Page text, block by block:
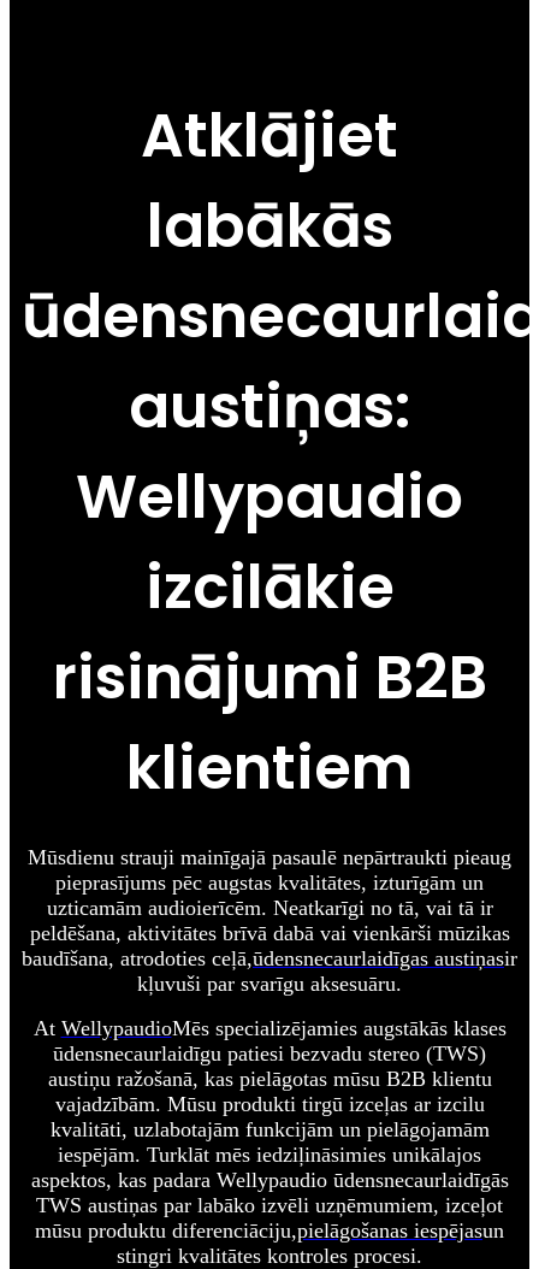
Atklājiet
labākās
austiņas:
Wellypaudio
izcilākie
risinājumi B2B
klientiem
Mūsdienu strauji mainīgajā pasaulē nepārtraukti pieaug
pieprasījums pēc augstas kvalitātes, izturīgām un
uzticamām audioierīcēm. Neatkarīgi no tā, vai tā ir
peldēšana, aktivitātes brīvā dabā vai vienkārši mūzikas
baudīšana, atrodoties ceļā,ūdensnecaurlaidīgas austiņasir
kļuvuši par svarīgu aksesuāru.
At WellypaudioMēs specializējamies augstākās klases
ūdensnecaurlaidīgu patiesi bezvadu stereo (TWS)
austiņu ražošanā, kas pielāgotas mūsu B2B klientu
vajadzībām. Mūsu produkti tirgū izceļas ar izcilu
kvalitāti, uzlabotajām funkcijām un pielāgojamām
iespējām. Turklāt mēs iedziļināsimies unikālajos
aspektos, kas padara Wellypaudio ūdensnecaurlaidīgās
TWS austiņas par labāko izvēli uzņēmumiem, izceļot
mūsu produktu diferenciāciju,pielāgošanas iespējasun
stingri kvalitātes kontroles procesi.